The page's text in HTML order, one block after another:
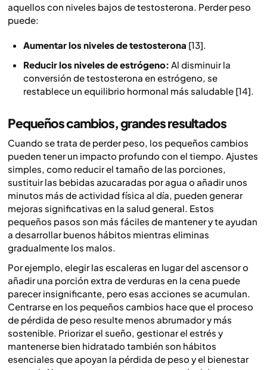
aquellos con niveles bajos de testosterona. Perder peso
puede:
Aumentar los niveles de testosterona [13].
Reducir los niveles de estrógeno: Al disminuir la
conversión de testosterona en estrógeno, se
restablece un equilibrio hormonal más saludable [14].
Pequeños cambios, grandes resultados
Cuando se trata de perder peso, los pequeños cambios
pueden tener un impacto profundo con el tiempo. Ajustes
simples, como reducir el tamaño de las porciones,
sustituir las bebidas azucaradas por agua o añadir unos
minutos más de actividad física al día, pueden generar
mejoras significativas en la salud general. Estos
pequeños pasos son más fáciles de mantener y te ayudan
a desarrollar buenos hábitos mientras eliminas
gradualmente los malos.
Por ejemplo, elegir las escaleras en lugar del ascensor o
añadir una porción extra de verduras en la cena puede
parecer insignificante, pero esas acciones se acumulan.
Centrarse en los pequeños cambios hace que el proceso
de pérdida de peso resulte menos abrumador y más
sostenible. Priorizar el sueño, gestionar el estrés y
mantenerse bien hidratado también son hábitos
esenciales que apoyan la pérdida de peso y el bienestar